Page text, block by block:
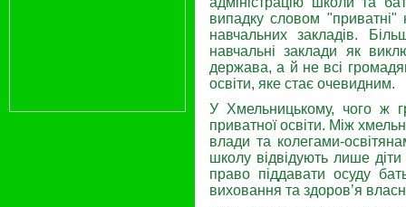
випадку словом "приватні"
навчаль­них закладів.
навчальні заклади як
держава, а й не всі
освіти, яке стає очевидним.
У Хмельницькому, чого ж
приватної освіти. Між
влади та колегами-
школу відвідують лише
право піддавати осуду
виховання та здоров’я